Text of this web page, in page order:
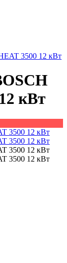
3500 12 кВт
кВт